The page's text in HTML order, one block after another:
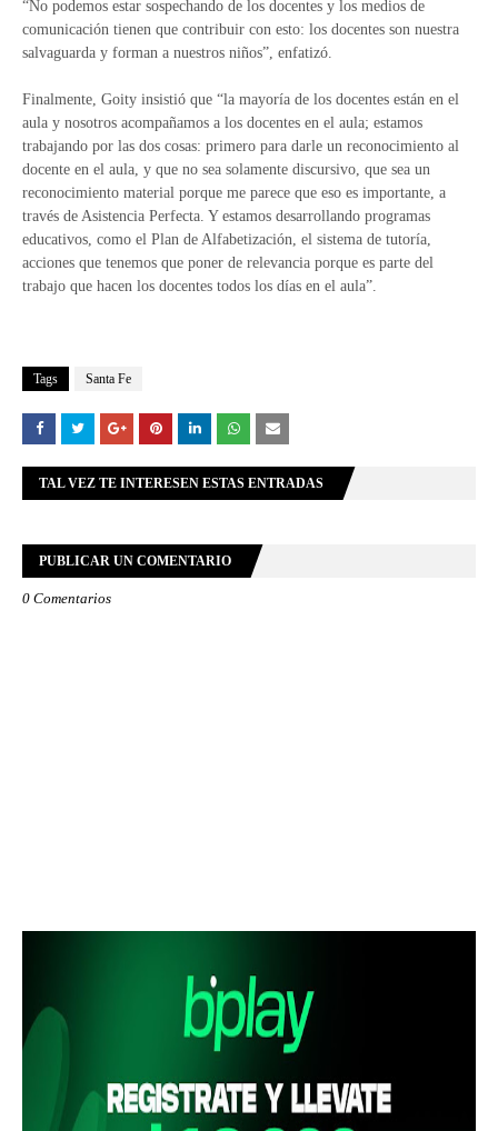
“No podemos estar sospechando de los docentes y los medios de
comunicación tienen que contribuir con esto: los docentes son nuestra
salvaguarda y forman a nuestros niños”, enfatizó.
Finalmente, Goity insistió que “la mayoría de los docentes están en el
aula y nosotros acompañamos a los docentes en el aula; estamos
trabajando por las dos cosas: primero para darle un reconocimiento al
docente en el aula, y que no sea solamente discursivo, que sea un
reconocimiento material porque me parece que eso es importante, a
través de Asistencia Perfecta. Y estamos desarrollando programas
educativos, como el Plan de Alfabetización, el sistema de tutoría,
acciones que tenemos que poner de relevancia porque es parte del
trabajo que hacen los docentes todos los días en el aula”.
Tags Santa Fe
TAL VEZ TE INTERESEN ESTAS ENTRADAS
PUBLICAR UN COMENTARIO
0 Comentarios